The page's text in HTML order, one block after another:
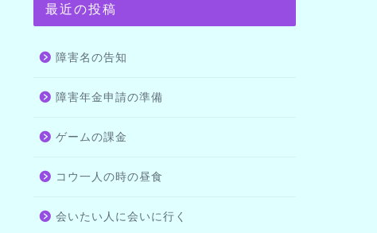
最近の投稿
障害名の告知
障害年金申請の準備
ゲームの課金
コウ一人の時の昼食
会いたい人に会いに行く